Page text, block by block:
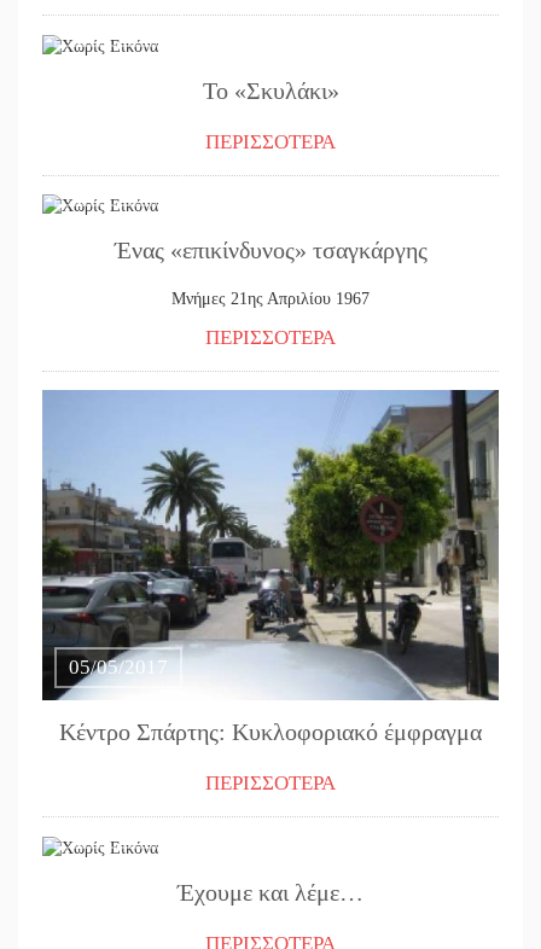
Το «Σκυλάκι»
ΠΕΡΙΣΣΟΤΕΡΑ
Ένας «επικίνδυνος» τσαγκάργης
Μνήμες 21ης Απριλίου 1967
ΠΕΡΙΣΣΟΤΕΡΑ
05/05/2017
Κέντρο Σπάρτης: Κυκλοφοριακό έμφραγμα
ΠΕΡΙΣΣΟΤΕΡΑ
Έχουμε και λέμε…
ΠΕΡΙΣΣΟΤΕΡΑ